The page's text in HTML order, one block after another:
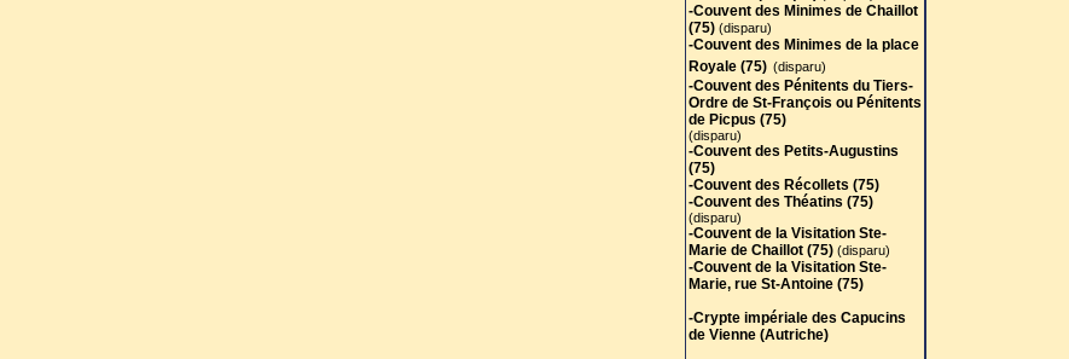
-Couvent des Minimes de Chaillot
(75) (disparu)
-Couvent des Minimes de la place
Royale (75) (disparu)
-Couvent des Pénitents du Tiers-
Ordre de St-François ou Pénitents
de Picpus (75)
(disparu)
-Couvent des Petits-Augustins
(75)
-Couvent des Récollets (75)
-Couvent des Théatins (75)
(disparu)
-Couvent de la Visitation Ste-
Marie de Chaillot (75)(disparu)
-Couvent de la Visitation Ste-
Marie, rue St-Antoine (75)
-Crypte impériale des Capucins
de Vienne (Autriche)